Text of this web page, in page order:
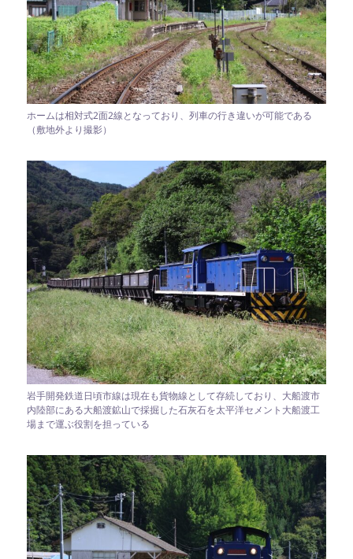
ホームは相対式2面2線となっており、列車の行き違いが可能である
（敷地外より撮影）
岩手開発鉄道日頃市線は現在も貨物線として存続しており、大船渡市
内陸部にある大船渡鉱山で採掘した石灰石を太平洋セメント大船渡工
場まで運ぶ役割を担っている